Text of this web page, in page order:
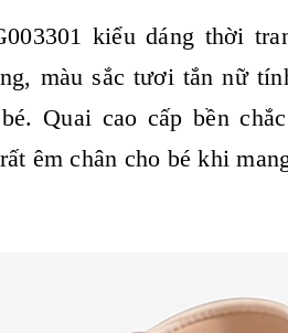
kiểu dáng thời
màu sắc tươi tắn nữ
Quai cao cấp bền
êm chân cho bé khi